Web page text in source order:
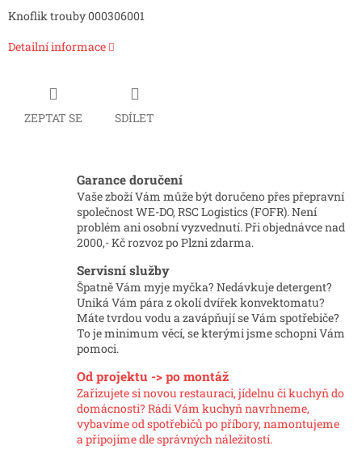
Knoflik trouby 000306001
Detailní informace
ZEPTAT SE SDÍLET
Garance doručení
Vaše zboží Vám může být doručeno přes přepravní
společnost WE-DO, RSC Logistics (FOFR). Není
problém ani osobní vyzvednutí. Při objednávce nad
2000,- Kč rozvoz po Plzni zdarma.
Servisní služby
Špatně Vám myje myčka? Nedávkuje detergent?
Uniká Vám pára z okolí dvířek konvektomatu?
Máte tvrdou vodu a zavápňují se Vám spotřebiče?
To je minimum věcí, se kterými jsme schopni Vám
pomoci.
Od projektu -> po montáž
Zařizujete si novou restauraci, jídelnu či kuchyň do
domácnosti? Rádi Vám kuchyň navrhneme,
vybavíme od spotřebičů po příbory, namontujeme
a připojíme dle správných náležitostí.